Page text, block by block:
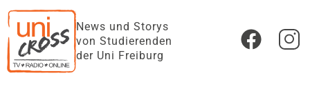
News und Storys
von Studierenden
der Uni Freiburg